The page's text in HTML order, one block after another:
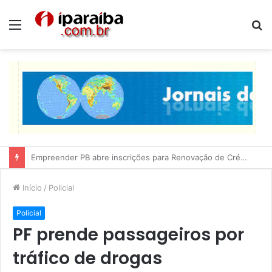
Menu
Lucas Ribeiro inspeciona obras da última etapa do Centro de Convenções
Início / Policial
Policial
PF prende passageiros por
tráfico de drogas